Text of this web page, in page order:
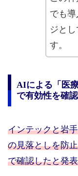
でも
ジと
す。
AIによる「医
で有効性を確認
インテックと岩
の見落としを防
で確認したと発